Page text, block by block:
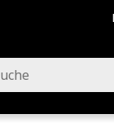
• Die